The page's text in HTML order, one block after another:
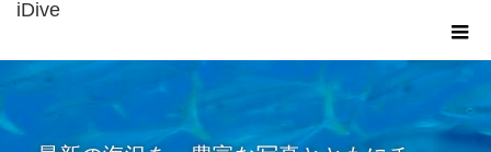
iDive